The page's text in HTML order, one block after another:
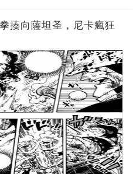
揍向薩坦圣，尼卡瘋狂